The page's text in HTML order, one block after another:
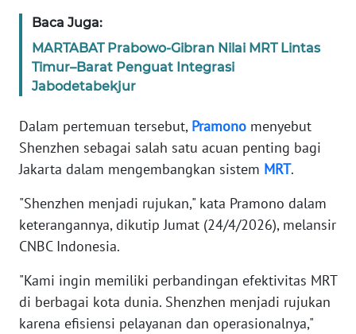
Baca Juga:
MARTABAT Prabowo-Gibran Nilai MRT Lintas
Timur–Barat Penguat Integrasi
Jabodetabekjur
Dalam pertemuan tersebut, Pramono menyebut
Shenzhen sebagai salah satu acuan penting bagi
Jakarta dalam mengembangkan sistem MRT.
"Shenzhen menjadi rujukan," kata Pramono dalam
keterangannya, dikutip Jumat (24/4/2026), melansir
CNBC Indonesia.
"Kami ingin memiliki perbandingan efektivitas MRT
di berbagai kota dunia. Shenzhen menjadi rujukan
karena efisiensi pelayanan dan operasionalnya,"
IKLAN
TENTANG
KAMI
PEDOMAN
SIBER
REDAKSI
KARIR
DISCLAIMER
Wahana